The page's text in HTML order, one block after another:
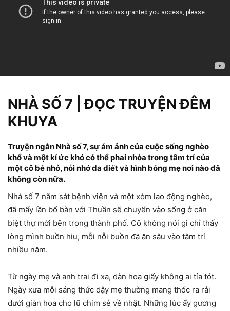
NHÀ SỐ 7 | ĐỌC TRUYỆN ĐÊM
KHUYA
Truyện ngắn Nhà số 7, sự ám ảnh của cuộc sống nghèo
khổ và một kí ức khó có thể phai nhòa trong tâm trí của
một cô bé nhỏ, nỗi nhớ da diết và hình bóng mẹ nơi nào đã
không còn nữa.
Nhà số 7 nằm sát bệnh viện và một xóm lao động nghèo,
đã mấy lần bố bàn với Thuần sẽ chuyển vào sống ở căn
biệt thự mới bên trong thành phố. Cô không nói gì chỉ thấy
lòng mình buồn hiu, mỗi nỗi buồn đã ăn sâu vào tâm trí
nhiều năm.
Từ ngày mẹ và anh trai đi xa, dàn hoa giấy không ai tỉa tót.
Ngày xưa mỗi sáng thức dậy mẹ thường mang thóc ra rải
dưới giàn hoa cho lũ chim sẻ về nhặt. Những lúc ấy gương